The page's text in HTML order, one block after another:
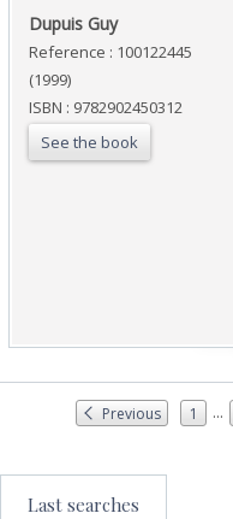
‎Dupuis Guy‎
Reference : 100122445
(1999)
ISBN : 9782902450312
See the book
Previous 1 ...
Last searches